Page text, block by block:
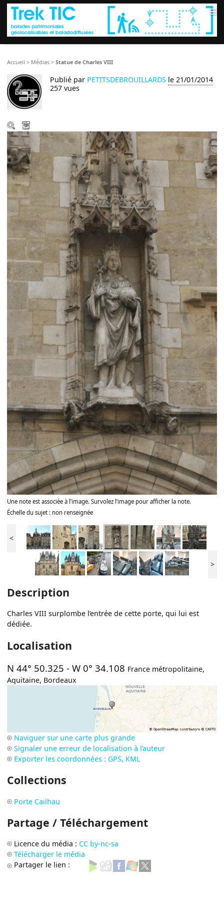
≡
Accueil > Médias >Statue de Charles VIII
Publié par PETITSDEBROUILLARDS le 21/01/2014
257 vues
Une note est associée à l’image. Survolez l’image pour afficher la note.
Échelle du sujet : non renseignée
<
>
Description
Charles VIII surplombe l’entrée de cette porte, qui lui est
dédiée.
Localisation
N 44° 50.325 -W 0° 34.108 France métropolitaine,
Aquitaine, Bordeaux
Naviguer sur une carte plus grande
Signaler une erreur de localisation à l’auteur
Exporter les coordonnées : GPS, KML
Collections
Porte Cailhau
Partage / Téléchargement
Licence du média : CC by-nc-sa
Télécharger le média
Partager le lien :